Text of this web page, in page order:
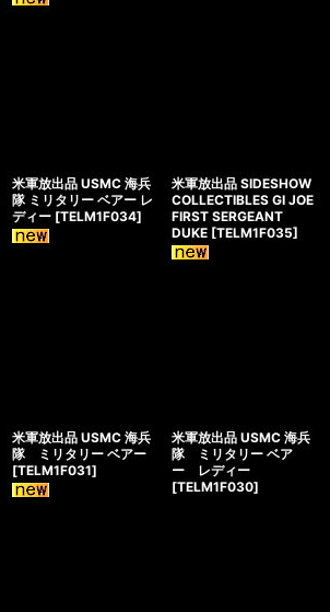
米軍放出品 USMC 海兵
隊 ミリタリー ベアー レ
ディー [TELM1F034]
米軍放出品 SIDESHOW
COLLECTIBLES GI JOE
FIRST SERGEANT
DUKE [TELM1F035]
米軍放出品 USMC 海兵
隊 ミリタリー ベアー
[TELM1F031]
米軍放出品 USMC 海兵
隊 ミリタリー ベア
ー レディー
[TELM1F030]